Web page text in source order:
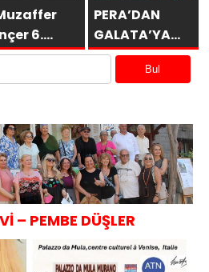
6.
ile
PERA’DAN
GALATA’YA
GURUBU
BAHARABul
– PEMBE DÜŞLER